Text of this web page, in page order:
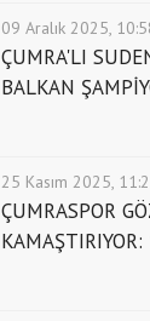
09 Aralık 2025,
ÇUMRA'LI
BALKAN
25 Kasım 2025,
ÇUMRASPOR